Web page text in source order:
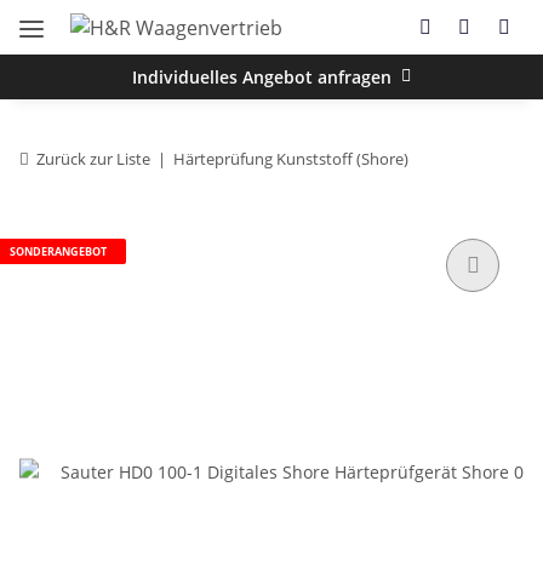
Individuelles Angebot anfragen
Zurück zur Liste Härteprüfung Kunststoff (Shore)
SONDERANGEBOT